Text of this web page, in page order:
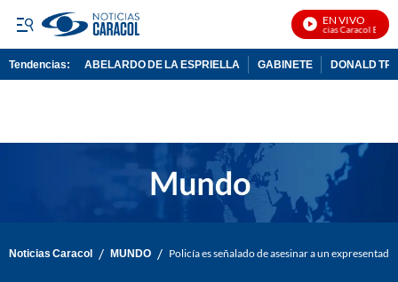
EN VIVO
Noticias Caracol En Vivo
Tendencias: ABELARDO DE LA ESPRIELLA GABINETE DONALD
Noticias Caracol / MUNDO / Policía es señalado de asesinar a un